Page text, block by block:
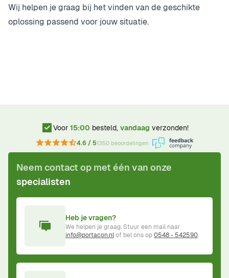
Wij helpen je graag bij het vinden van de geschikte
oplossing passend voor jouw situatie.
Voor 15:00 besteld, vandaag verzonden!
4.6 / 51350 beoordelingen
Neem contact op met één van onze
specialisten
Heb je vragen?
We helpen je graag. Stuur een mail naar
info@portacon.nlof bel ons op0548 - 542590.